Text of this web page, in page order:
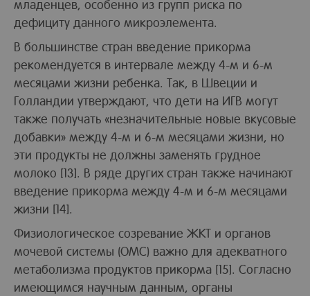
младенцев, особенно из групп риска по
дефициту данного микроэлемента.
В большинстве стран введение прикорма
рекомендуется в интервале между 4-м и 6-м
месяцами жизни ребенка. Так, в Швеции и
Голландии утверждают, что дети на ИГВ могут
также получать «незначительные новые вкусовые
добавки» между 4-м и 6-м месяцами жизни, но
эти продукты не должны заменять грудное
молоко [13]. В ряде других стран также начинают
введение прикорма между 4-м и 6-м месяцами
жизни [14].
Физиологическое созревание ЖКТ и органов
мочевой системы (ОМС) важно для адекватного
метаболизма продуктов прикорма [15]. Согласно
имеющимся научным данным, органы